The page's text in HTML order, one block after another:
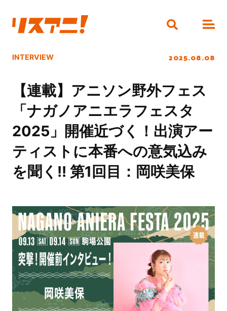
INTERVIEW 2025.08.08
【連載】アニソン野外フェス
「ナガノアニエラフェスタ
2025」開催近づく！出演アー
ティストに本番への意気込み
を聞く!! 第1回目：岡咲美保